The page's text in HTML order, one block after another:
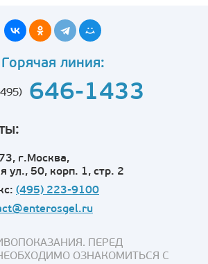
Горячая линия:
646-1433
г.Москва,
ул., 50, корп. 1, стр. 2
(495) 223-9100
ПЕРЕД
ОЗНАКОМИТЬСЯ С